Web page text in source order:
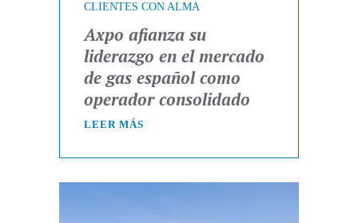
CLIENTES CON ALMA
Axpo afianza su
liderazgo en el mercado
de gas español como
operador consolidado
LEER MÁS